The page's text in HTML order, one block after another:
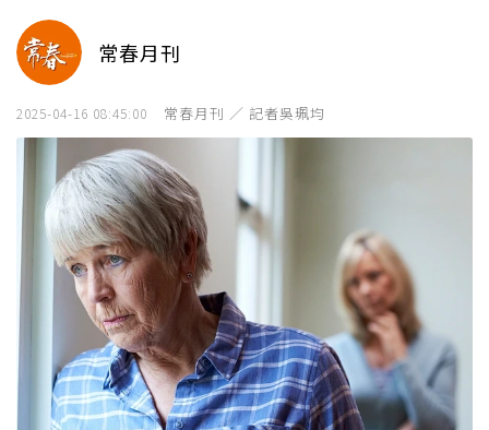
常春月刊
2025-04-16 08:45:00 常春月刊 ／ 記者吳珮均